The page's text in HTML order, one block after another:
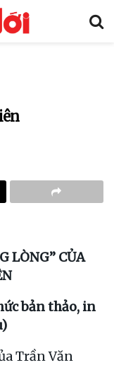
LÒNG” CỦA
bản thảo, in
Trần Văn